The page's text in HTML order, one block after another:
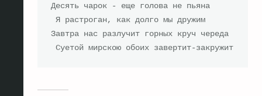
Десять чарок - еще голова не пьяна
Я растроган, как долго мы дружим
Завтра нас разлучит горных круч череда
Суетой мирскою обоих завертит-закружит